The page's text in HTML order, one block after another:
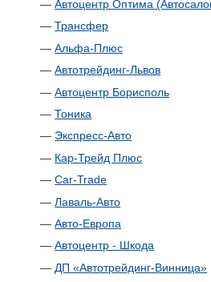
—Автоцентр Оптима
—Трансфер
—Альфа-Плюс
—Автотрейдинг-Львов
—Автоцентр Борисполь
—Тоника
— Экспресс-Авто
— Кар-Трейд Плюс
—Car-Trade
—Лаваль-Авто
—Авто-Европа
—Автоцентр - Шкода
— ДП «Автотрейдинг-Винница»